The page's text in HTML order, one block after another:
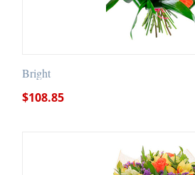
Bright
$108.85